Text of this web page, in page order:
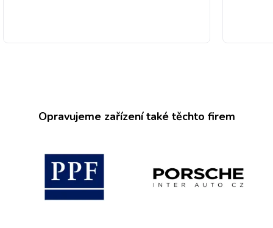
Opravujeme zařízení také těchto firem